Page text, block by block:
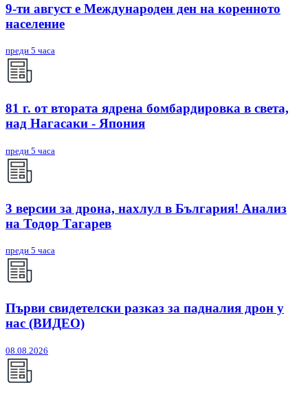
9-ти август е Международен ден на коренното
население
преди 5 часа
81 г. от втората ядрена бомбардировка в света,
над Нагасаки - Япония
преди 5 часа
3 версии за дрона, нахлул в България! Анализ
на Тодор Тагарев
преди 5 часа
Първи свидетелски разказ за падналия дрон у
нас (ВИДЕО)
08.08.2026